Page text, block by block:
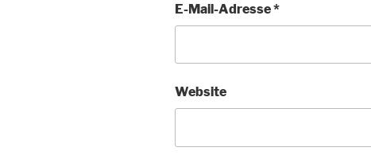
E-Mail-Adresse*
Website